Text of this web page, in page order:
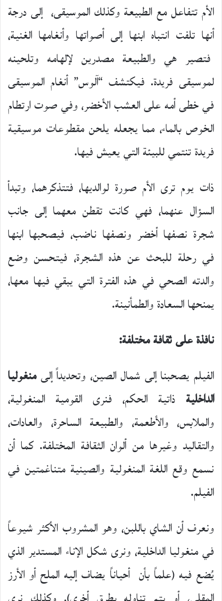
الأم تتفاعل مع الطبيعة وكذلك الموسيقى، إلى درجة
أنها تلفت انتباه ابنها إلى أصواتها وأنغامها الغنية،
فتصير هي والطبيعة مصدرين لإلهامه وتلحينه
لموسيقى فريدة. فيكتشف “آلوس” أنغام الموسيقى
في خطى أمه على العشب الأخضر، وفي صوت ارتطام
الخوص بالماء، مما يجعله يلحن مقطوعات موسيقية
فريدة تنتمي للبيئة التي يعيش فيها.
ذات يوم ترى الأم صورة لوالديها، فتتذكرهما، وتبدأ
السؤال عنهما، فهي كانت تقطن معهما إلى جانب
شجرة نصفها أخضر ونصفها ناضب، فيصحبها ابنها
في رحلة للبحث عن هذه الشجرة، فيتحسن وضع
والدته الصحي في هذه الفترة التي يبقي فيها معها،
يمنحها السعادة والطمأنينة.
نافذة على ثقافة مختلفة:
الفيلم يصحبنا إلى شمال الصين، وتحديداً إلىمنغوليا
الداخلية ذاتية الحكم، فنرى القومية المنغولية،
والملابس، والأطعمة، والطبيعة الساحرة، والعادات،
والتقاليد وغيرها من ألوان الثقافة المختلفة. كما أن
نسمع وقع اللغة المنغولية والصينية متناغمتين في
الفيلم.
ونعرف أن الشاي باللبن، وهو المشروب الأكثر شيوعاً
في منغوليا الداخلية، ونرى شكل الإناء المستدير الذي
يُضع فيه (علماً بأن أحياناً يضاف إليه الملح أو الأرز